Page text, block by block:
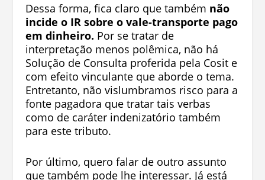
Dessa forma, fica claro que também não
incide o IR sobre o vale-transporte pago
em dinheiro. Por se tratar de
interpretação menos polêmica, não há
Solução de Consulta proferida pela Cosit e
com efeito vinculante que aborde o tema.
Entretanto, não vislumbramos risco para a
fonte pagadora que tratar tais verbas
como de caráter indenizatório também
para este tributo.
Por último, quero falar de outro assunto
que também pode lhe interessar. Já está